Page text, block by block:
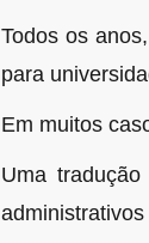
Todos os
para
Em muitos
Uma